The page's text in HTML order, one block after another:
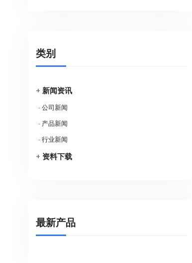
类别
+ 新闻资讯
-公司新闻
- 产品新闻
-行业新闻
+ 资料下载
最新产品